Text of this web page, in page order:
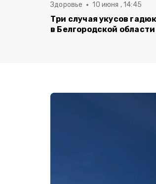
Здоровье 10 июня , 14:45
Три случая укусов
в Белгородской